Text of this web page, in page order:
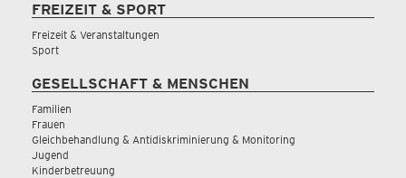
FREIZEIT & SPORT
Freizeit & Veranstaltungen
Sport
GESELLSCHAFT & MENSCHEN
Familien
Frauen
Gleichbehandlung & Antidiskriminierung & Monitoring
Jugend
Kinderbetreuung